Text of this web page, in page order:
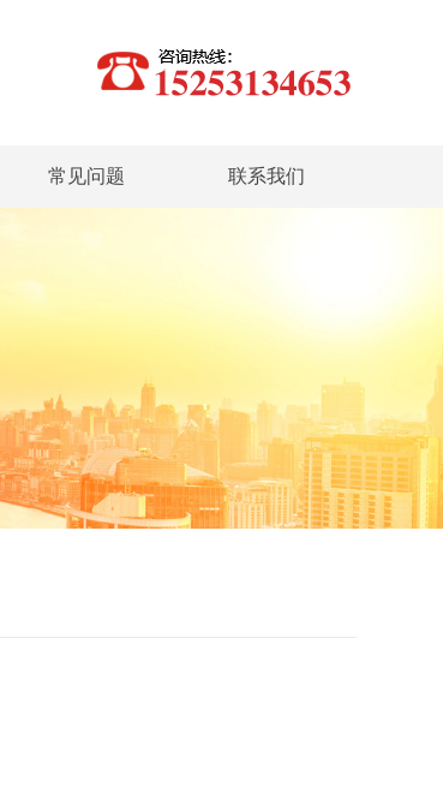
常见问题 联系我们